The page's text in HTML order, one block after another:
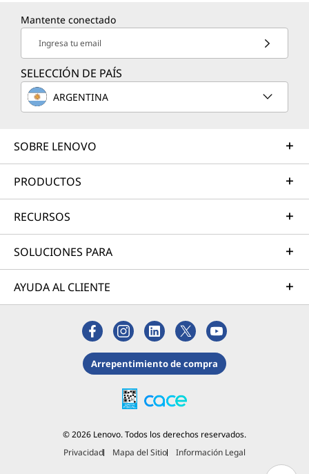
Mantente conectado
Ingresa tu email
SELECCIÓN DE PAÍS
ARGENTINA
SOBRE LENOVO
PRODUCTOS
RECURSOS
SOLUCIONES PARA
AYUDA AL CLIENTE
Arrepentimiento de compra
© 2026 Lenovo. Todos los derechos reservados.
Privacidad
Mapa del Sitio Información Legal